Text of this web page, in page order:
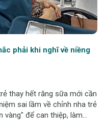
phải khi nghĩ về niềng
thay hết răng sữa mới cần
sai lầm về chỉnh nha trẻ
vàng" để can thiệp, làm